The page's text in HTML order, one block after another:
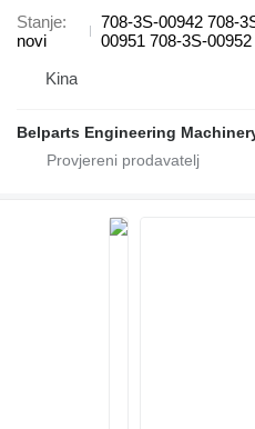
Stanje
novi
708-3S-00942 708-
00951 708-3S-00952
Kina
Belparts Engineering